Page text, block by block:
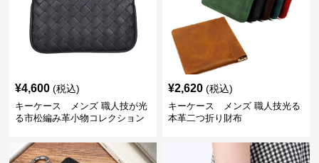
¥4,600 (税込)
キーケース メンズ 職人技が光
る市松編み革小物コレクション
¥2,620 (税込)
キーケース メンズ 職人技光る
本革二つ折り財布